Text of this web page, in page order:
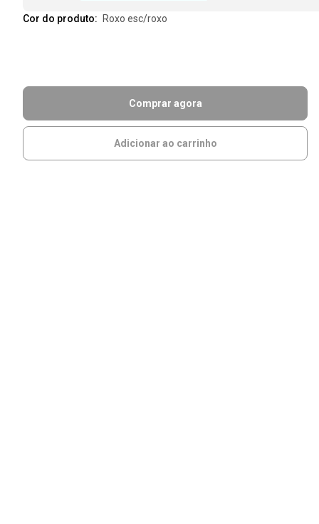
Cor do produto: roxo esc/roxo
Comprar agora
Adicionar ao carrinho